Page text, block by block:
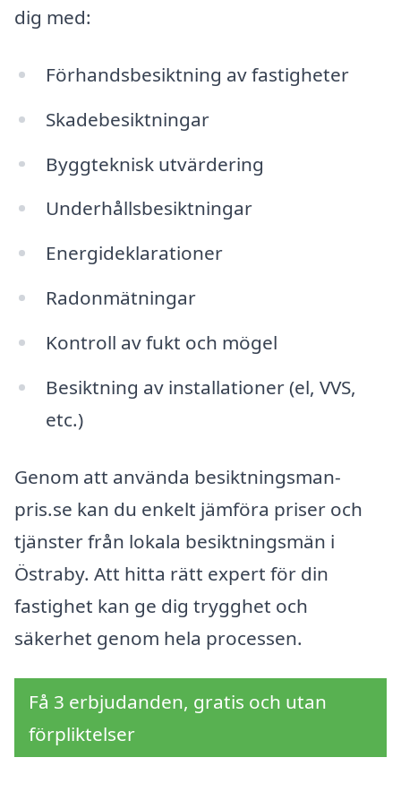
dig med:
Förhandsbesiktning av fastigheter
Skadebesiktningar
Byggteknisk utvärdering
Underhållsbesiktningar
Energideklarationer
Radonmätningar
Kontroll av fukt och mögel
Besiktning av installationer (el, VVS,
etc.)
Genom att använda besiktningsman-
pris.se kan du enkelt jämföra priser och
tjänster från lokala besiktningsmän i
Östraby. Att hitta rätt expert för din
fastighet kan ge dig trygghet och
säkerhet genom hela processen.
Få 3 erbjudanden, gratis och utan
förpliktelser